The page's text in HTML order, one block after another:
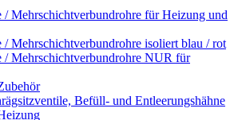
/ Mehrschichtverbundrohre für Heizung und
Mehrschichtverbundrohre isoliert blau / rot
/ Mehrschichtverbundrohre NUR für
Befüll- und Entleerungshähne